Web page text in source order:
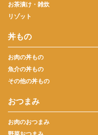
お茶漬け・雑炊
リゾット
丼もの
お肉の丼もの
魚介の丼もの
その他の丼もの
おつまみ
お肉のおつまみ